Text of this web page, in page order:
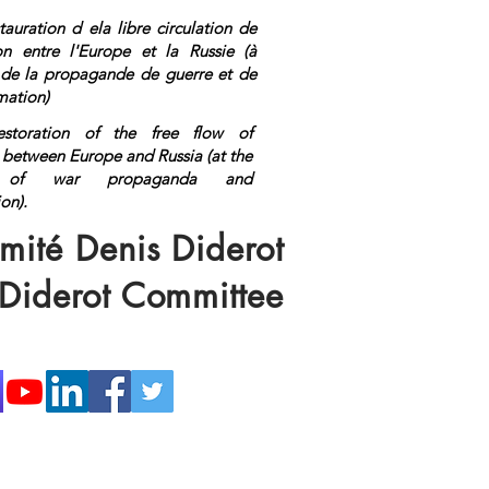
d ela libre circulation de
entre l'Europe et la Russie (à
la propagande de guerre et de
of the free flow of
Europe and Russia (at the
of war propaganda and
Denis Diderot
Committee